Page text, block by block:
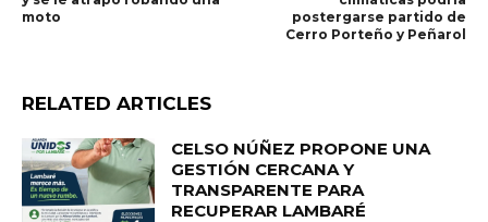
moto
postergarse partido de
Cerro Porteño y Peñarol
RELATED ARTICLES
CELSO NÚÑEZ PROPONE UNA
GESTIÓN CERCANA Y
TRANSPARENTE PARA
RECUPERAR LAMBARÉ